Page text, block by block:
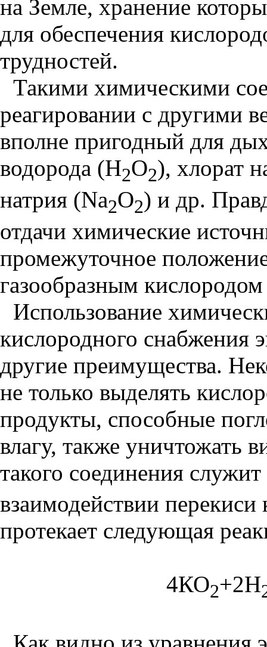
на Земле, хранение
для обеспечения
трудностей.
Такими химическими
реагировании с другими
вполне пригодный для
водорода (Н2О2), хлорат
натрия (Na2О2) и др.
отдачи химические
промежуточное
газообразным
Использование
кислородного
другие преимущества.
не только выделять
продукты, способные
влагу, также уничтожать
такого соединения
взаимодействии
протекает следующая
4КО2+2Н